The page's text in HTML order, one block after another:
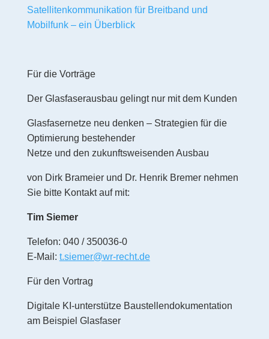
Satellitenkommunikation für Breitband und
Mobilfunk – ein Überblick
Für die Vorträge
Der Glasfaserausbau gelingt nur mit dem Kunden
Glasfasernetze neu denken – Strategien für die
Optimierung bestehender
Netze und den zukunftsweisenden Ausbau
von Dirk Brameier und Dr. Henrik Bremer nehmen
Sie bitte Kontakt auf mit:
Tim Siemer
Telefon: 040 / 350036-0
E-Mail: t.siemer@wr-recht.de
Für den Vortrag
Digitale KI-unterstütze Baustellendokumentation
am Beispiel Glasfaser